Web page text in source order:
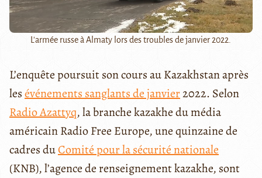
L'armée russe à Almaty lors des troubles de janvier 2022.
L’enquête poursuit son cours au Kazakhstan après
lesévénements sanglants de janvier2022. Selon
Radio Azattyq, la branche kazakhe du média
américain Radio Free Europe, une quinzaine de
cadres duComité pour la sécurité nationale
(KNB), l’agence de renseignement kazakhe, sont